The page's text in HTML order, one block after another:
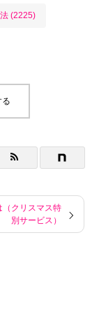
(2225)
（クリスマス特
別サービス）